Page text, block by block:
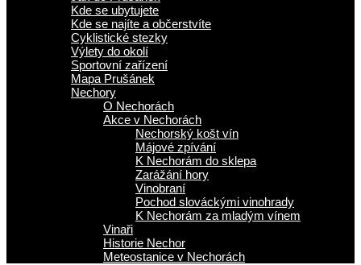
Kde se ubytujete
Kde se najíte a občerstvíte
Cyklistické stezky
Výlety do okolí
Sportovní zařízení
Mapa Prušánek
Nechory
O Nechorách
Akce v Nechorách
Nechorský košt vín
Májové zpívání
K Nechorám do sklepa
Zarážání hory
Vinobraní
Pochod slováckými vinohrady
K Nechorám za mladým vínem
Vinaři
Historie Nechor
Meteostanice v Nechorách